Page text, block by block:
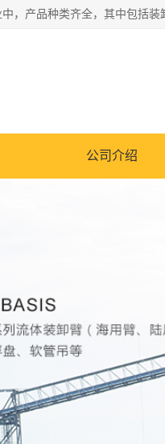
公司介绍